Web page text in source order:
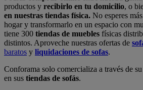
productos y recibirlo en tu domicilio, o
en nuestras tiendas física. No esperes
hogar y transformarlo en un espacio con
tiene 300 tiendas de muebles físicas
distintos. Aproveche nuestras ofertas de
baratos y liquidaciones de sofas.
Conforama solo comercializa a través de
en sus tiendas de sofás.